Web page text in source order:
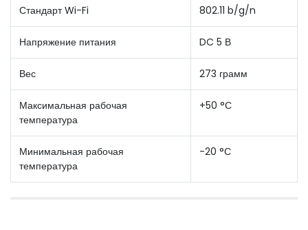
Стандарт Wi-Fi 802.11 b/g/n
Напряжение питания DC 5 В
Вес 273 грамм
Максимальная рабочая
температура
+50 °С
Минимальная рабочая
температура
-20 °С